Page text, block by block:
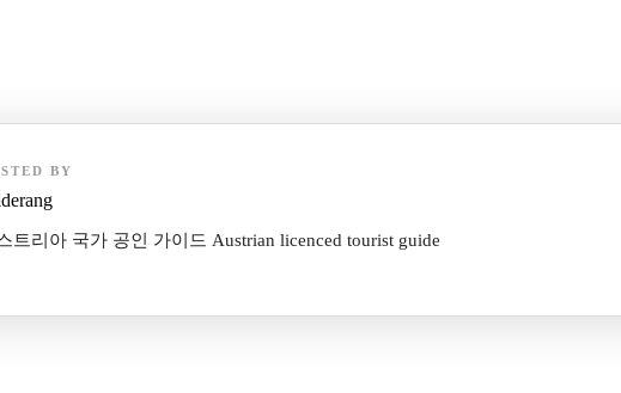
BY
트리아 국가 공인 가이드 Austrian licenced tourist guide